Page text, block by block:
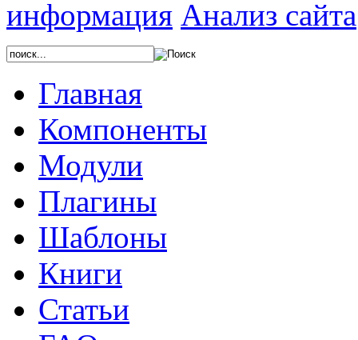
информация Анализ сайта
Главная
Компоненты
Модули
Плагины
Шаблоны
Книги
Статьи